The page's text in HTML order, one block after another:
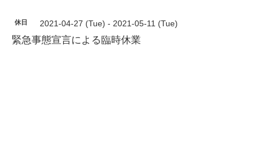
休日 2021-04-27 (Tue) - 2021-05-11 (Tue)
緊急事態宣言による臨時休業